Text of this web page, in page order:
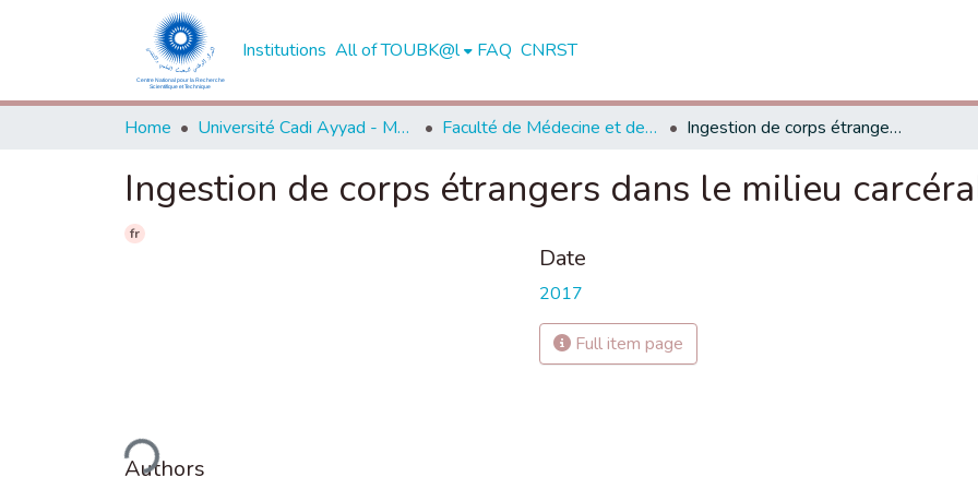
Institutions All of TOUBK@l FAQ CNRST
Home Université Cadi Ayyad - Marrakech Faculté de Médecine et de Pharmacie - Marrakech Ingestion de corps étrangers dans le milieu carcéral
Ingestion de corps étrangers dans le milieu
fr
Loading...
Authors
Date
2017
Full item page